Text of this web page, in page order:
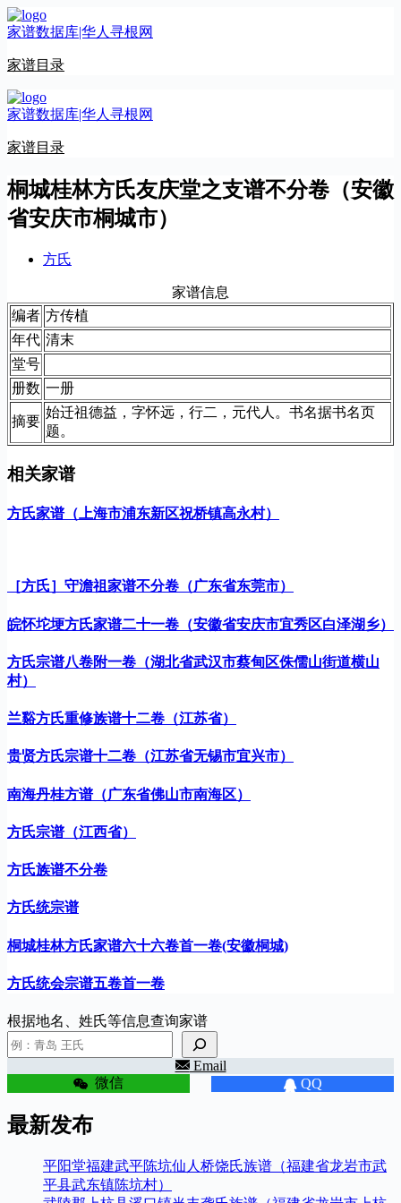
跳
至
容
家谱数据库|华人寻根网
家谱目录
家谱数据库|华人寻根网
家谱目录
桐城桂林方氏友庆堂之支谱不分卷（安徽
省安庆市桐城市）
方氏
家谱信息
编者 方传植
年代 清末
堂号
册数 一册
摘要
始迁祖德益，字怀远，行二，元代人。书名据书名页
题。
相关家谱
方氏家谱（上海市浦东新区祝桥镇高永村）
［方氏］守澹祖家谱不分卷（广东省东莞市）
皖怀坨埂方氏家谱二十一卷（安徽省安庆市宜秀区白泽湖乡）
方氏宗谱八卷附一卷（湖北省武汉市蔡甸区侏儒山街道横山
村）
兰谿方氏重修族谱十二卷（江苏省）
贵贤方氏宗谱十二卷（江苏省无锡市宜兴市）
南海丹桂方谱（广东省佛山市南海区）
方氏宗谱（江西省）
方氏族谱不分卷
方氏统宗谱
桐城桂林方氏家谱六十六卷首一卷(安徽桐城)
方氏统会宗谱五卷首一卷
根据地名、姓氏等信息查询家谱
Email
微信 QQ
最新发布
平阳堂福建武平陈坑仙人桥饶氏族谱（福建省龙岩市武
平县武东镇陈坑村）